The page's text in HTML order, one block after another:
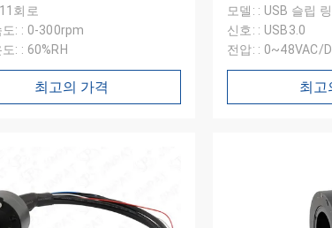
윌리엄
회로
도: : 0-300rpm
: : 60%RH
최고의 가격
모델: : USB 슬립 링
신호: : USB3.0
전압: : 0~48VAC/
최고